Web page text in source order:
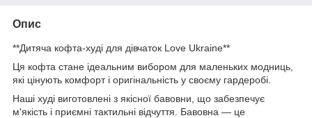
Опис
**Дитяча кофта-худі для дівчаток Love Ukraine**
Ця кофта стане ідеальним вибором для маленьких модниць,
які цінують комфорт і оригінальність у своєму гардеробі.
Наші худі виготовлені з якісної бавовни, що забезпечує
м'якість і приємні тактильні відчуття. Бавовна — це